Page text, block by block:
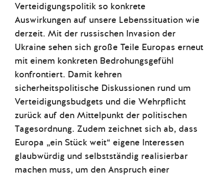
Verteidigungspolitik so konkrete
Auswirkungen auf unsere Lebenssituation wie
derzeit. Mit der russischen Invasion der
Ukraine sehen sich große Teile Europas erneut
mit einem konkreten Bedrohungsgefühl
konfrontiert. Damit kehren
sicherheitspolitische Diskussionen rund um
Verteidigungsbudgets und die Wehrpflicht
zurück auf den Mittelpunkt der politischen
Tagesordnung. Zudem zeichnet sich ab, dass
Europa „ein Stück weit“ eigene Interessen
glaubwürdig und selbstständig realisierbar
machen muss, um den Anspruch einer